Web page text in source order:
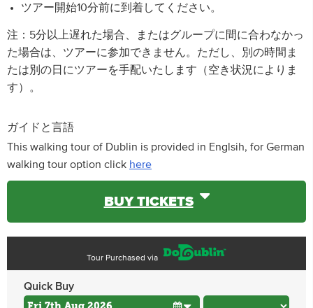
ツアー開始10分前に到着してください。
注：5分以上遅れた場合、またはグループに間に合わなかっ
た場合は、ツアーに参加できません。ただし、別の時間ま
たは別の日にツアーを手配いたします（空き状況によりま
す）。
ガイドと言語
This walking tour of Dublin is provided in Englsih, for German
walking tour option click here
BUY TICKETS
Tour Purchased via
Quick Buy